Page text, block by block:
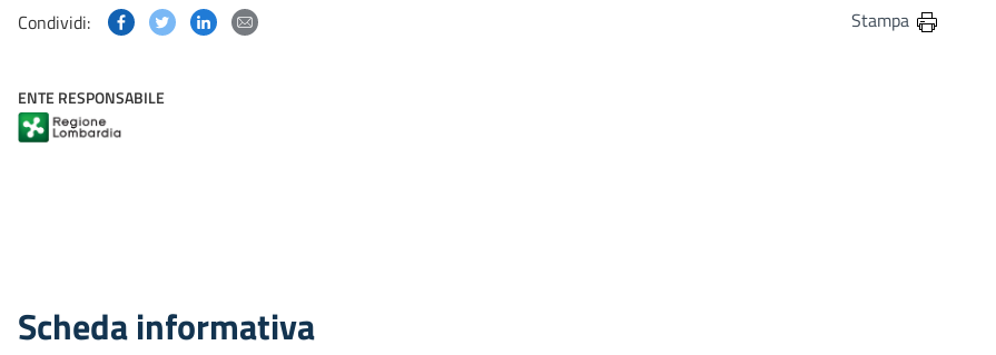
Condividi: Condividi questa pagina su Facebook
Condividi questa pagina su Twitter
Condividi questa pagina su Linkedin Stampa
ENTE RESPONSABILE
Scheda informativa